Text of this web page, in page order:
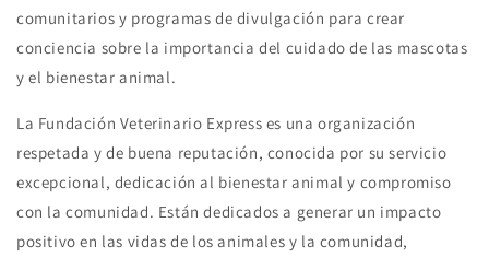
comunitarios y programas de divulgación para crear
conciencia sobre la importancia del cuidado de las mascotas
y el bienestar animal.
La Fundación Veterinario Express es una organización
respetada y de buena reputación, conocida por su servicio
excepcional, dedicación al bienestar animal y compromiso
con la comunidad. Están dedicados a generar un impacto
positivo en las vidas de los animales y la comunidad,